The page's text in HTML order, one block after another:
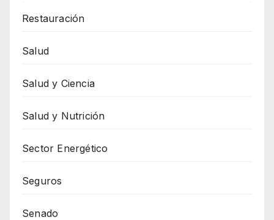
Restauración
Salud
Salud y Ciencia
Salud y Nutrición
Sector Energético
Seguros
Senado